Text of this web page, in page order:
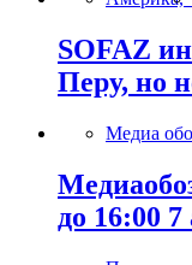
SOFAZ
Перу, но
Медиа
до 16:00 7